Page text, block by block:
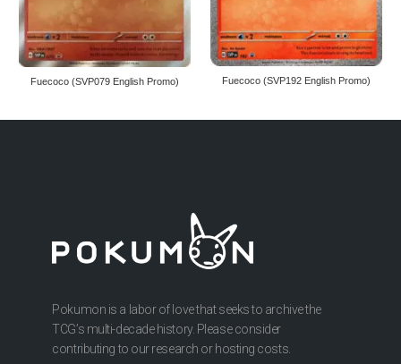
Fuecoco (SVP079 English Promo) Fuecoco (SVP192 English Promo)
Pokumon is a labor of love that seeks to archive the
TCG’s multi-decade history. Please consider
contributing to our research or hosting costs.